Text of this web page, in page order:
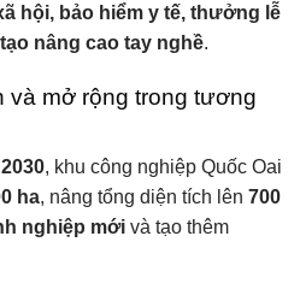
hội, bảo hiểm y tế, thưởng lễ
nâng cao tay nghề.
mở rộng trong tương
2030, khu công nghiệp Quốc Oai
ha, nâng tổng diện tích lên 700
nghiệp mới và tạo thêm